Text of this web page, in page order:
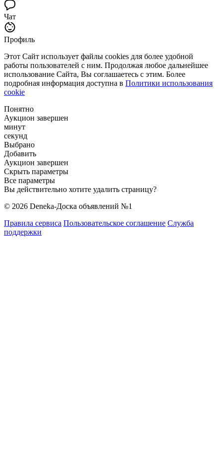
Чат
Профиль
Этот Сайт использует файлы cookies для более удобной
работы пользователей с ним. Продолжая любое дальнейшее
использование Сайта, Вы соглашаетесь с этим. Более
подробная информация доступна в Политики использования
cookie
Понятно
Аукцион завершен
минут
секунд
Выбрано
Добавить
Аукцион завершен
Скрыть параметры
Все параметры
Вы действительно хотите удалить страницу?
© 2026 Deneka-Доска объявлений №1
Правила сервиса Пользовательское соглашение Служба
поддержки